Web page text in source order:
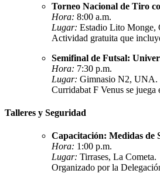
Torneo Nacional de Tiro
Hora: 8:00 a.m.
Lugar: Estadio Lito Monge,
Actividad gratuita que
Semifinal de Futsal:
Hora: 7:30 p.m.
Lugar: Gimnasio N2, UNA.
Curridabat F Venus se
Talleres y Seguridad
Capacitación: Medidas de
Hora: 1:00 p.m.
Lugar: Tirrases, La Cometa.
Organizado por la